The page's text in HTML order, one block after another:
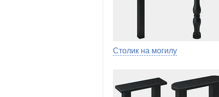
Столик на могилу